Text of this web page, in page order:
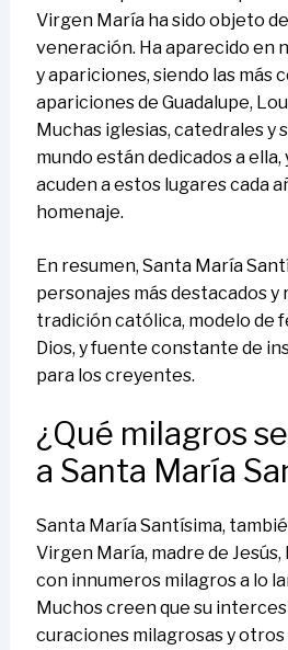
Virgen María ha sido objeto
veneración. Ha aparecido en
y apariciones, siendo las más
apariciones de Guadalupe,
Muchas iglesias, catedrales y
mundo están dedicados a
acuden a estos lugares cada
homenaje.
En resumen, Santa María
personajes más destacados y
tradición católica, modelo de
Dios, y fuente constante de
para los creyentes.
¿Qué milagros
a Santa María
Santa María Santísima,
Virgen María, madre de
con innumeros milagros a lo
Muchos creen que su
curaciones milagrosas y otros